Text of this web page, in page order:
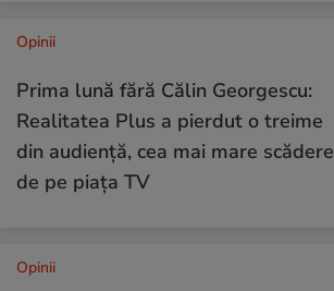
Opinii
Prima lună fără Călin Georgescu:
Realitatea Plus a pierdut o treime
din audiență, cea mai mare scădere
de pe piața TV
Opinii